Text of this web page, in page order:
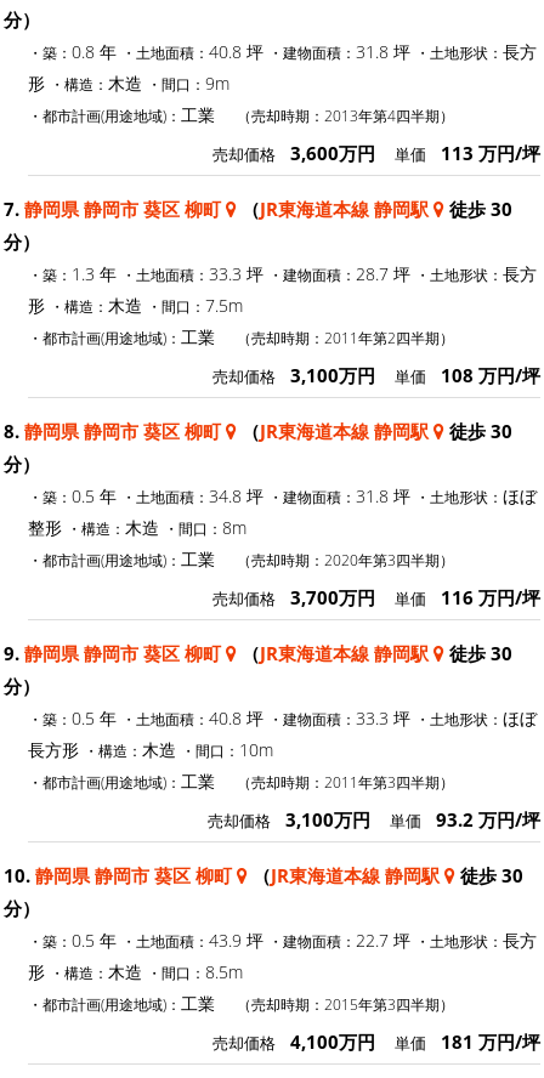
分）
・築： 0.8 年 ・土地面積： 40.8 坪 ・建物面積： 31.8 坪 ・土地形状： 長方
形 ・構造： 木造 ・間口： 9m
・都市計画(用途地域)： 工業 （売却時期：2013年第4四半期）
売却価格 3,600万円 単価 113 万円/坪
7. 静岡県 静岡市 葵区 柳町 （JR東海道本線 静岡駅
徒歩 30
分）
・築： 1.3 年 ・土地面積： 33.3 坪 ・建物面積： 28.7 坪 ・土地形状： 長方
形 ・構造： 木造 ・間口： 7.5m
・都市計画(用途地域)： 工業 （売却時期：2011年第2四半期）
売却価格 3,100万円 単価 108 万円/坪
8. 静岡県 静岡市 葵区 柳町 （JR東海道本線 静岡駅
徒歩 30
分）
・築： 0.5 年 ・土地面積： 34.8 坪 ・建物面積： 31.8 坪 ・土地形状： ほぼ
整形 ・構造： 木造 ・間口： 8m
・都市計画(用途地域)： 工業 （売却時期：2020年第3四半期）
売却価格 3,700万円 単価 116 万円/坪
9. 静岡県 静岡市 葵区 柳町 （JR東海道本線 静岡駅
徒歩 30
分）
・築： 0.5 年 ・土地面積： 40.8 坪 ・建物面積： 33.3 坪 ・土地形状： ほぼ
長方形 ・構造： 木造 ・間口： 10m
・都市計画(用途地域)： 工業 （売却時期：2011年第3四半期）
売却価格 3,100万円 単価 93.2 万円/坪
10. 静岡県 静岡市 葵区 柳町 （JR東海道本線 静岡駅
徒歩 30
分）
・築： 0.5 年 ・土地面積： 43.9 坪 ・建物面積： 22.7 坪 ・土地形状： 長方
形 ・構造： 木造 ・間口： 8.5m
・都市計画(用途地域)： 工業 （売却時期：2015年第3四半期）
売却価格 4,100万円 単価 181 万円/坪